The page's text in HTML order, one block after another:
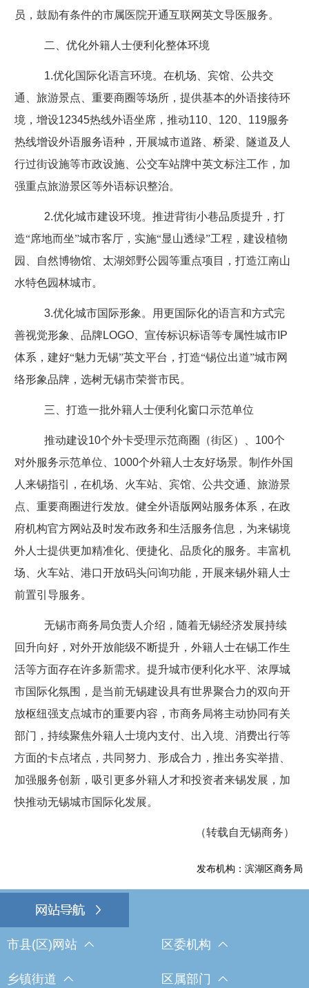
员，鼓励有条件的市属医院开通互联网英文导医服务。
二、优化外籍人士便利化整体环境
1.优化国际化语言环境。在机场、宾馆、公共交
通、旅游景点、重要商圈等场所，提供基本的外语接待环
境，增设12345热线外语坐席，推动110、 120、 119服务
热线增设外语服务语种，开展城市道路、桥梁、隧道及人
行过街设施等市政设施、公交车站牌中英文标注工作，加
强重点旅游景区等外语标识整治。
2.优化城市建设环境。推进背街小巷品质提升，打
造“席地而坐”城市客厅，实施“显山透绿”工程，建设植物
园、自然博物馆、太湖郊野公园等重点项目，打造江南山
水特色园林城市。
3.优化城市国际形象。用更国际化的语言和方式完
善视觉形象、品牌LOGO、宣传标识标语等专属性城市IP
体系，建好“魅力无锡”英文平台，打造“锡位出道”城市网
络形象品牌，选树无锡市荣誉市民。
三、打造一批外籍人士便利化窗口示范单位
推动建设10个外卡受理示范商圈（街区）、 100个
对外服务示范单位、 1000个外籍人士友好场景。制作外国
人来锡指引，在机场、火车站、宾馆、公共交通、旅游景
点、重要商圈进行发放。健全外语版网站服务体系，在政
府机构官方网站及时发布政务和生活服务信息，为来锡境
外人士提供更加精准化、便捷化、品质化的服务。丰富机
场、火车站、港口开放码头问询功能，开展来锡外籍人士
前置引导服务。
无锡市商务局负责人介绍，随着无锡经济发展持续
回升向好，对外开放能级不断提升，外籍人士在锡工作生
活等方面存在许多新需求。提升城市便利化水平、浓厚城
市国际化氛围，是当前无锡建设具有世界聚合力的双向开
放枢纽强支点城市的重要内容，市商务局将主动协同有关
部门，持续聚焦外籍人士境内支付、出入境、消费出行等
方面的卡点堵点，共同努力、形成合力，推出务实举措、
加强服务创新，吸引更多外籍人才和投资者来锡发展，加
快推动无锡城市国际化发展。
（转载自无锡商务）
发布机构：滨湖区商务局
市县(区)网站 区委机构
乡镇街道 区属部门